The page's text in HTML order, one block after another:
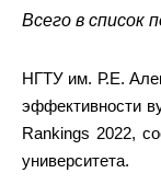
Всего в список
НГТУ им. Р.Е.
эффективности
Rankings 2022,
университета.